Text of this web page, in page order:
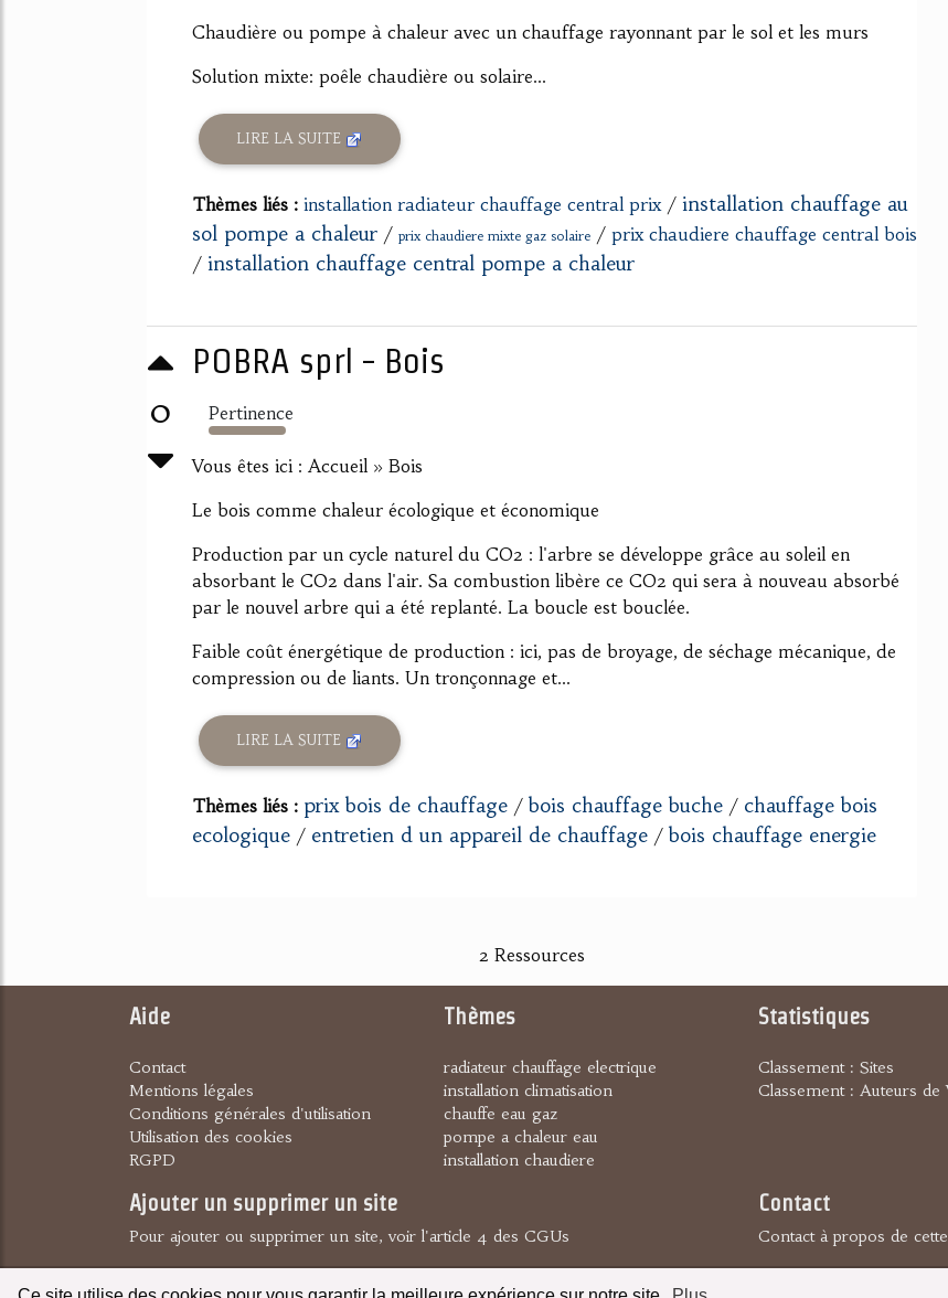
Chaudière ou pompe à chaleur avec un chauffage rayonnant par le sol et les murs
Solution mixte: poêle chaudière ou solaire...
LIRE LA SUITE
Thèmes liés : installation radiateur chauffage central prix / installation chauffage au
sol pompe a chaleur / prix chaudiere mixte gaz solaire / prix chaudiere chauffage central bois
/ installation chauffage central pompe a chaleur
0
POBRA sprl - Bois
Pertinence
136%
Vous êtes ici : Accueil » Bois
Le bois comme chaleur écologique et économique
Production par un cycle naturel du CO2 : l'arbre se développe grâce au soleil en
absorbant le CO2 dans l'air. Sa combustion libère ce CO2 qui sera à nouveau absorbé
par le nouvel arbre qui a été replanté. La boucle est bouclée.
Faible coût énergétique de production : ici, pas de broyage, de séchage mécanique, de
compression ou de liants. Un tronçonnage et...
LIRE LA SUITE
Thèmes liés : prix bois de chauffage / bois chauffage buche / chauffage bois
ecologique / entretien d un appareil de chauffage / bois chauffage energie
2 Ressources
Aide
Contact
Mentions légales
Conditions générales d'utilisation
Utilisation des cookies
RGPD
Thèmes
radiateur chauffage electrique
installation climatisation
chauffe eau gaz
pompe a chaleur eau
installation chaudiere
Statistiques
Classement : Sites
Classement : Auteurs de
Ajouter un supprimer un site
Pour ajouter ou supprimer un site, voir l'article 4 des CGUs
Contact
Contact à propos de